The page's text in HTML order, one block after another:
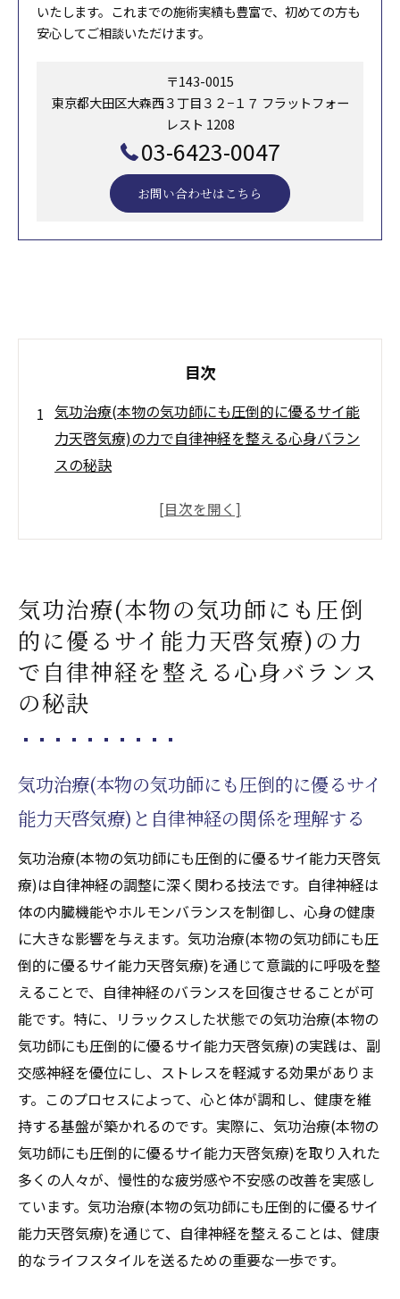
いたします。これまでの施術実績も豊富で、初めての方も
安心してご相談いただけます。
〒143-0015
東京都大田区大森西３丁目３２−１７ フラットフォー
レスト 1208
03-6423-0047
お問い合わせはこちら
目次
気功治療(本物の気功師にも圧倒的に優るサイ能
力天啓気療)の力で自律神経を整える心身バラン
スの秘訣
イ能力天啓気療)と自律神経の関係を理解す
イ能力天啓気療)を実践する際の基本的な呼
吸法
日常生活で気功治療(本物の気功師にも圧倒
的に優るサイ能力天啓気療)を取り入れる方
法
自律神経の乱れを防ぐための気功治療(本物
の気功師にも圧倒的に優るサイ能力天啓気
療)の役割
気功治療(本物の気功師にも圧倒的に優るサ
イ能力天啓気療)によるリラクゼーションと
ストレス軽減
自宅で行う気功治療(本物の気功師にも圧倒
的に優るサイ能力天啓気療)の基本動作
天啓気功治療や療法でクンダリニーの活性化と
チャクラの整合で病気を超越する
天啓気功治療や療法で活性化するクンダリ
ニーとは何か？その役割と影響
天啓気功治療や療法で活性化するチャクラ
とそのエネルギーの流れを理解する
クンダリニーの活性化における気功治療(本
物の気功師にも圧倒的に優るサイ能力天啓
気療)の重要性
天啓気功治療や療法で活性化するチャクラ
を整えてエネルギーを最大化する方法
気功治療(本物の気功師にも圧倒
的に優るサイ能力天啓気療)の力
で自律神経を整える心身バランス
の秘訣
気功治療(本物の気功師にも圧倒的に優るサイ
能力天啓気療)と自律神経の関係を理解する
気功治療(本物の気功師にも圧倒的に優るサイ能力天啓気
療)は自律神経の調整に深く関わる技法です。自律神経は
体の内臓機能やホルモンバランスを制御し、心身の健康
に大きな影響を与えます。気功治療(本物の気功師にも圧
倒的に優るサイ能力天啓気療)を通じて意識的に呼吸を整
えることで、自律神経のバランスを回復させることが可
能です。特に、リラックスした状態での気功治療(本物の
気功師にも圧倒的に優るサイ能力天啓気療)の実践は、副
交感神経を優位にし、ストレスを軽減する効果がありま
す。このプロセスによって、心と体が調和し、健康を維
持する基盤が築かれるのです。実際に、気功治療(本物の
気功師にも圧倒的に優るサイ能力天啓気療)を取り入れた
多くの人々が、慢性的な疲労感や不安感の改善を実感し
ています。気功治療(本物の気功師にも圧倒的に優るサイ
能力天啓気療)を通じて、自律神経を整えることは、健康
的なライフスタイルを送るための重要な一歩です。